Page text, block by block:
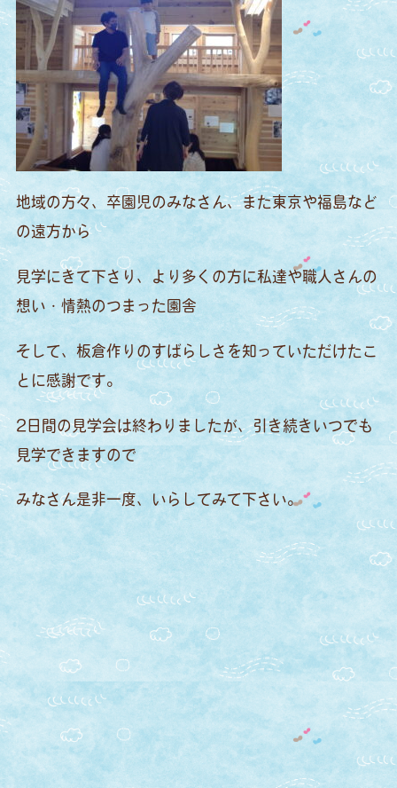
地域の方々、卒園児のみなさん、また東京や福島など
の遠方から
見学にきて下さり、より多くの方に私達や職人さんの
想い・情熱のつまった園舎
そして、板倉作りのすばらしさを知っていただけたこ
とに感謝です。
2日間の見学会は終わりましたが、引き続きいつでも
見学できますので
みなさん是非一度、いらしてみて下さい。